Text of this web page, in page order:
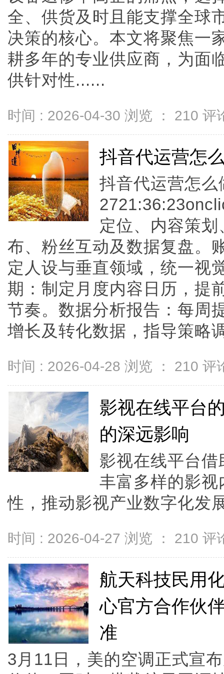
全、供货及时且能支撑全球
决策的核心。本文将聚焦一
耕多年的专业供应商，为面
供针对性......
时间 : 2026-04-30 浏览 ： 210 评
抖音代运营怎
抖音代运营怎
定位、内容策
布、粉丝互动及数据复盘。
定人设与垂直领域，统一视
期：制定月度内容日历，提
节奏。数据分析报告：每周
增长及转化数据，指导策略
时间 : 2026-04-28 浏览 ： 210 评
影视在线平台
的深远影响
影视在线平台
丰富多样的影
性，推动影视产业数字化发
时间 : 2026-04-27 浏览 ： 210 评
航天科技民用
心官方合作伙
准
3月11日，美的空调正式宣